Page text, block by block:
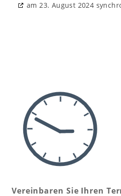
am 23. August 2024
Vereinbaren Sie Ihren